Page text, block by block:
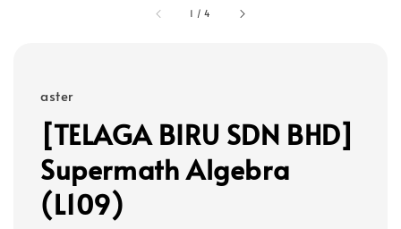
1 /4
aster
[TELAGA BIRU SDN BHD]
Supermath Algebra
(L109)